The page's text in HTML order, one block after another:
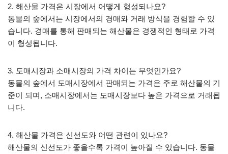
2. 해산물 가격은 시장에서 어떻게 형성되나요?
동물의 숲에서는 시장에서의 경매와 거래 방식을 경험할 수 있
습니다. 경매를 통해 판매되는 해산물은 경쟁적인 형태로 가격
이 형성됩니다.
3. 도매시장과 소매시장의 가격 차이는 무엇인가요?
동물의 숲에서 도매시장에서 판매되는 가격은 주로 해산물의 기
준이 되며, 소매시장에서는 도매시장보다 높은 가격으로 거래됩
니다.
4. 해산물 가격은 신선도와 어떤 관련이 있나요?
해산물의 신선도가 좋을수록 가격이 높아질 수 있습니다. 동물